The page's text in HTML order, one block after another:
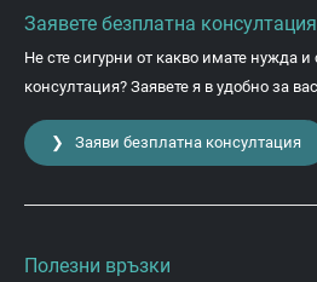
Заявете безплатна консултация
Не сте сигурни от какво имате нужда и
консултация? Заявете я в удобно за
❯ Заяви безплатна консултация
Полезни връзки